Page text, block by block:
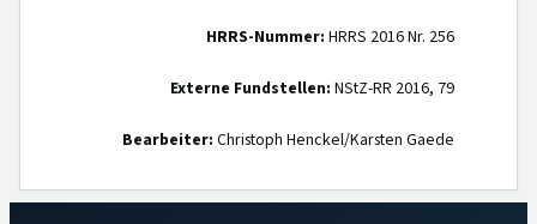
HRRS-Nummer: HRRS 2016 Nr. 256
Externe Fundstellen: NStZ-RR 2016, 79
Bearbeiter: Christoph Henckel/Karsten Gaede